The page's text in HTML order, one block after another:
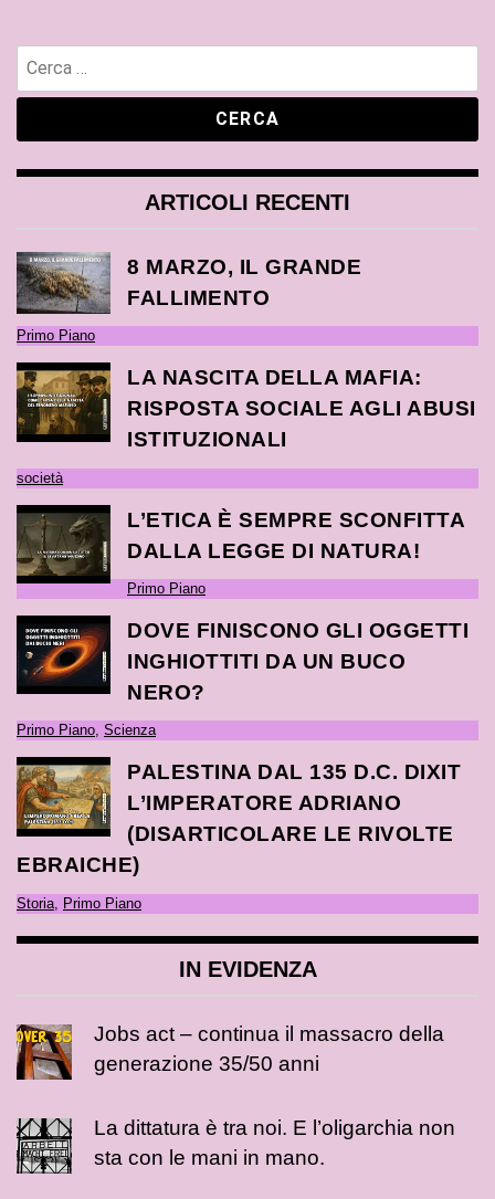
ARTICOLI RECENTI
8 MARZO, IL GRANDE
FALLIMENTO
Primo Piano
LA NASCITA DELLA MAFIA:
RISPOSTA SOCIALE AGLI ABUSI
ISTITUZIONALI
società
L’ETICA È SEMPRE SCONFITTA
DALLA LEGGE DI NATURA!
Primo Piano
DOVE FINISCONO GLI OGGETTI
INGHIOTTITI DA UN BUCO
NERO?
Primo Piano, Scienza
PALESTINA DAL 135 D.C. DIXIT
L’IMPERATORE ADRIANO
(DISARTICOLARE LE RIVOLTE
EBRAICHE)
Storia Primo Piano
IN EVIDENZA
Jobs act – continua il massacro della
generazione 35/50 anni
La dittatura è tra noi. E l’oligarchia non
sta con le mani in mano.